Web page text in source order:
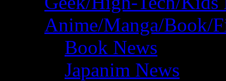
Anime/Manga/Book/
Book News
Japanim News